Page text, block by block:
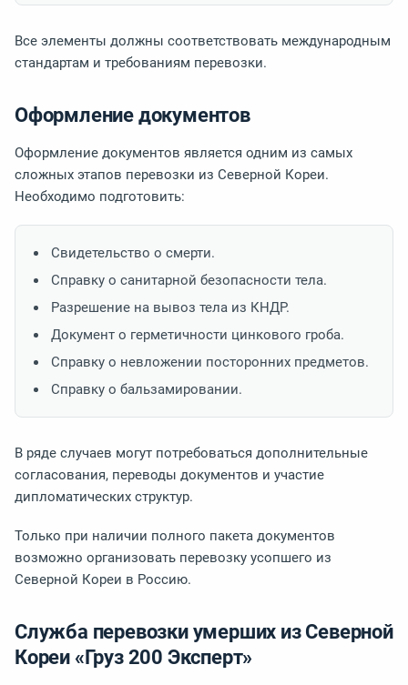
Все элементы должны соответствовать международным
стандартам и требованиям перевозки.
Оформление документов
Оформление документов является одним из самых
сложных этапов перевозки из Северной Кореи.
Необходимо подготовить:
Свидетельство о смерти.
Справку о санитарной безопасности тела.
Разрешение на вывоз тела из КНДР.
Документ о герметичности цинкового гроба.
Справку о невложении посторонних предметов.
Справку о бальзамировании.
В ряде случаев могут потребоваться дополнительные
согласования, переводы документов и участие
дипломатических структур.
Только при наличии полного пакета документов
возможно организовать перевозку усопшего из
Северной Кореи в Россию.
Служба перевозки умерших из Северной
Кореи «Груз 200 Эксперт»